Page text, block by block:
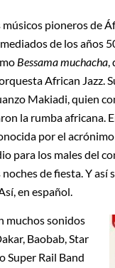
pioneros de
de los años
Bessama muchacha
African Jazz.
Makiadi, quien
la rumba africana.
por el
para los males del
de fiesta. Y así
en español.
muchos sonidos
Baobab, Star
Super Rail Band